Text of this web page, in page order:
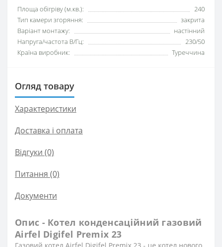
Площа обігріву (м.кв.):
240
Тип камери згоряння:
закрита
Варіант монтажу:
настінний
Напруга/частота В/Гц:
230/50
Країна виробник:
Туреччина
Огляд товару
Характеристики
Доставка і оплата
Відгуки (0)
Питання (0)
Документи
Опис - Котел конденсаційний газовий
Airfel Digifel Premix 23